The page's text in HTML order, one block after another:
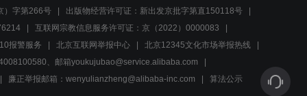
）字第266号
出版物经营许可证：新出发京批字第直150118号
互联网宗教信息服务许可证：京（2022）0000083
报警服务
北京互联网举报中心
北京12345文化市场举报热线
、邮箱youkujubao@service.alibaba.com
廉正举报邮箱：wenyulianzheng@alibaba-inc.com
算法公示